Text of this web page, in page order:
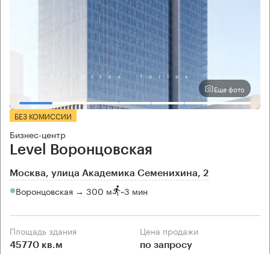
Еще фото
БЕЗ КОМИССИИ
Бизнес-центр
Level Воронцовская
Москва, улица Академика Семенихина, 2
Воронцовская → 300 м ~3 мин
Площадь здания
45770 кв.м
Цена продажи
по запросу